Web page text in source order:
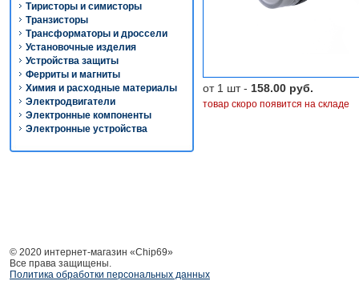
Тиристоры и симисторы
Транзисторы
Трансформаторы и дроссели
Установочные изделия
Устройства защиты
Ферриты и магниты
Химия и расходные материалы
Электродвигатели
Электронные компоненты
Электронные устройства
от 1 шт - 158.00 руб.
товар скоро появится на складе
© 2020 интернет-магазин «Chip69»
Все права защищены.
Политика обработки персональных данных